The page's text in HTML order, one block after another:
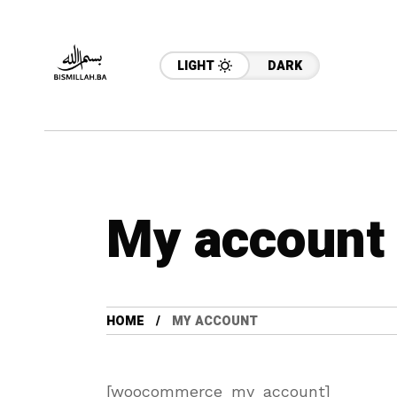
LIGHT DARK
My account
HOME MY ACCOUNT
[woocommerce_my_account]